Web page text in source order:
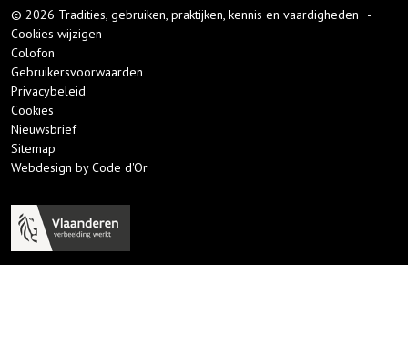
© 2026 Tradities, gebruiken, praktijken, kennis en vaardigheden
-
Cookies wijzigen
-
Colofon
Gebruikersvoorwaarden
Privacybeleid
Cookies
Nieuwsbrief
Sitemap
Webdesign by Code d'Or